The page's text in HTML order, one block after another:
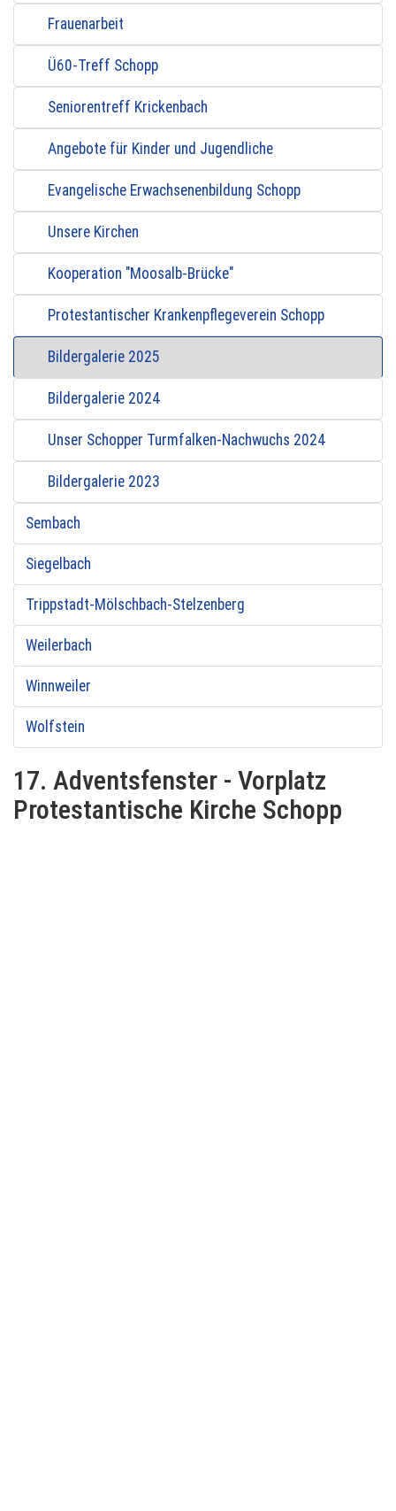
Frauenarbeit
Ü60-Treff Schopp
Seniorentreff Krickenbach
Angebote für Kinder und Jugendliche
Evangelische Erwachsenenbildung Schopp
Unsere Kirchen
Kooperation "Moosalb-Brücke"
Protestantischer Krankenpflegeverein Schopp
Bildergalerie 2025
Bildergalerie 2024
Unser Schopper Turmfalken-Nachwuchs 2024
Bildergalerie 2023
Sembach
Siegelbach
Trippstadt-Mölschbach-Stelzenberg
Weilerbach
Winnweiler
Wolfstein
17. Adventsfenster - Vorplatz
Protestantische Kirche Schopp